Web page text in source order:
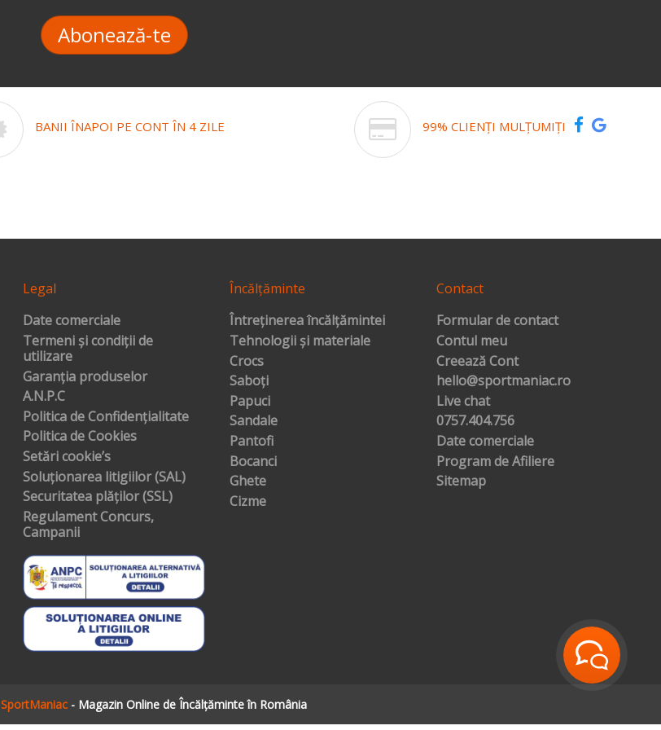
Abonează-te
BANII ÎNAPOI PE CONT ÎN 4 ZILE 99% CLIENȚI MULȚUMIȚI
Legal
Date comerciale
Termeni și condiții de
utilizare
Garanția produselor
A.N.P.C
Politica de Confidențialitate
Politica de Cookies
Setări cookie’s
Soluționarea litigiilor (SAL)
Securitatea plăților (SSL)
Regulament Concurs,
Campanii
Încălțăminte
Întreținerea încălțămintei
Tehnologii și materiale
Crocs
Saboți
Papuci
Sandale
Pantofi
Bocanci
Ghete
Cizme
Contact
Formular de contact
Contul meu
Creează Cont
hello@sportmaniac.ro
Live chat
0757.404.756
Date comerciale
Program de Afiliere
Sitemap
SportManiac - Magazin Online de Încălțăminte în România